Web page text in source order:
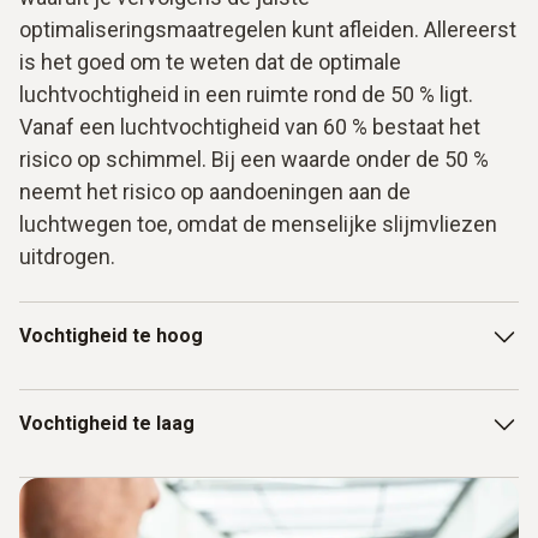
optimaliseringsmaatregelen kunt afleiden. Allereerst
is het goed om te weten dat de optimale
luchtvochtigheid in een ruimte rond de 50 % ligt.
Vanaf een luchtvochtigheid van 60 % bestaat het
risico op schimmel. Bij een waarde onder de 50 %
neemt het risico op aandoeningen aan de
luchtwegen toe, omdat de menselijke slijmvliezen
uitdrogen.
Vochtigheid te hoog
60 %), betekent dit dat de lucht geen water meer kan
condens slaat neer op het raam of de muren - er is een
risico op schimmelvorming. Vooral koudebruggen vormen
Vochtigheid te laag
Te weinig vocht in de lucht droogt de luchtwegen uit en
maakt ze vatbaar voor ziekten. Regelmatig ventileren en,